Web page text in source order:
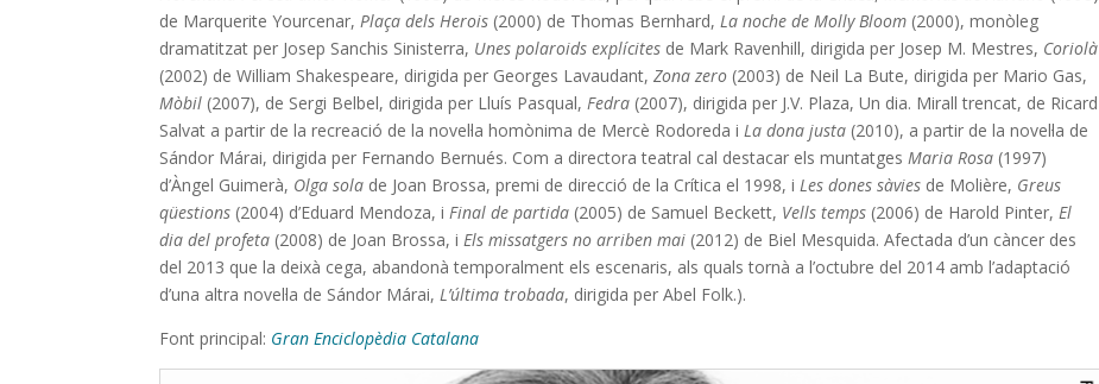
de Marquerite Yourcenar,Plaça dels Herois (2000) de Thomas Bernhard,La noche de Molly Bloom (2000), monòleg
dramatitzat per Josep Sanchis Sinisterra, Unes polaroids explícites de Mark Ravenhill, dirigida per Josep M. Mestres, Coriolà
(2002) de William Shakespeare, dirigida per Georges Lavaudant,Zona zero (2003) de Neil La Bute, dirigida per Mario Gas,
Mòbil (2007), de Sergi Belbel, dirigida per Lluís Pasqual,Fedra (2007), dirigida per J.V. Plaza, Un dia. Mirall trencat, de Ricard
Salvat a partir de la recreació de la novel·la homònima de Mercè Rodoreda iLa dona justa (2010), a partir de la novel·la de
Sándor Márai, dirigida per Fernando Bernués. Com a directora teatral cal destacar els muntatgesMaria Rosa (1997)
d’Àngel Guimerà, Olga sola de Joan Brossa, premi de direcció de la Crítica el 1998, iLes dones sàvies de Molière, Greus
qüestions (2004) d’Eduard Mendoza, iFinal de partida (2005) de Samuel Beckett, Vells temps (2006) de Harold Pinter,El
dia del profeta (2008) de Joan Brossa, iEls missatgers no arriben mai (2012) de Biel Mesquida. Afectada d’un càncer des
del 2013 que la deixà cega, abandonà temporalment els escenaris, als quals tornà a l’octubre del 2014 amb l’adaptació
d’una altra novel·la de Sándor Márai,L’última trobada, dirigida per Abel Folk.).
Font principal: Gran Enciclopèdia Catalana